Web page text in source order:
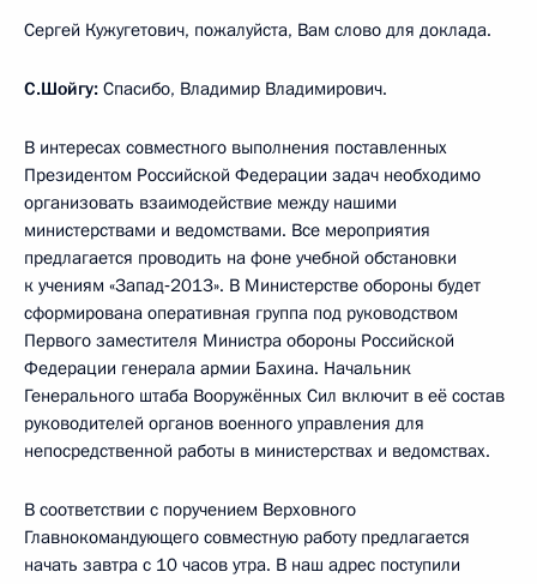
Сергей Кужугетович, пожалуйста, Вам слово для доклада.
С.Шойгу: Спасибо, Владимир Владимирович.
В интересах совместного выполнения поставленных
Президентом Российской Федерации задач необходимо
организовать взаимодействие между нашими
министерствами и ведомствами. Все мероприятия
предлагается проводить на фоне учебной обстановки
к учениям «Запад‑2013». В Министерстве обороны будет
сформирована оперативная группа под руководством
Первого заместителя Министра обороны Российской
Федерации генерала армии Бахина. Начальник
Генерального штаба Вооружённых Сил включит в её состав
руководителей органов военного управления для
непосредственной работы в министерствах и ведомствах.
В соответствии с поручением Верховного
Главнокомандующего совместную работу предлагается
начать завтра с 10 часов утра. В наш адрес поступили